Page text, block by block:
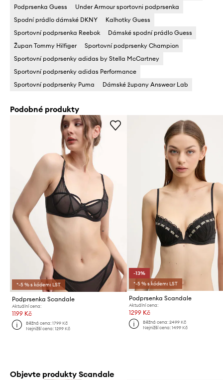
Podprsenka Guess
Under Armour sportovni podprsenka
Spodní prádlo dámské DKNY
Kalhotky Guess
Sportovní podprsenka Reebok
Dámské spodní prádlo Guess
Župan Tommy Hilfiger
Sportovní podprsenky Champion
Sportovní podprsenky adidas by Stella McCartney
Sportovní podprsenky adidas Performance
Sportovní podprsenky Puma
Dámské župany Answear Lab
Podobné produkty
*-5 % s kódem: LST
Podprsenka Scandale
Aktuální cena:
1199 Kč
Běžná cena:1799 Kč
Nejnižší cena:1299 Kč
-13%
*-5 % s kódem: LST
Podprsenka Scandale
Aktuální cena:
1299 Kč
Běžná cena: 2499 Kč
Nejnižší cena: 1499 Kč
Objevte produkty Scandale